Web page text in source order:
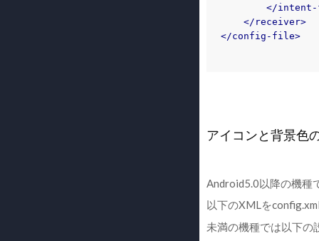
</
</receiver>
</config-file>
アイコンと背景色
Android5.0以降の機種
以下のXMLを
未満の機種では以下の